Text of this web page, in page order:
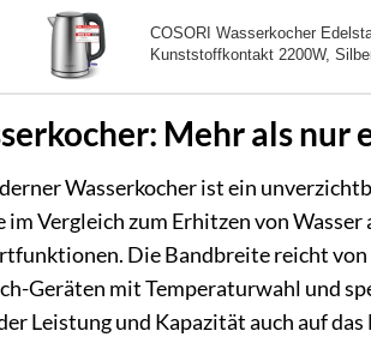
COSORI Wasserkocher
Kunststoffkontakt 2200W,
Mehr als nur
Wasserkocher ist ein
im Vergleich zum Erhitzen von
Die Bandbreite reicht
Geräten mit Temperaturwahl und
Leistung und Kapazität auch auf